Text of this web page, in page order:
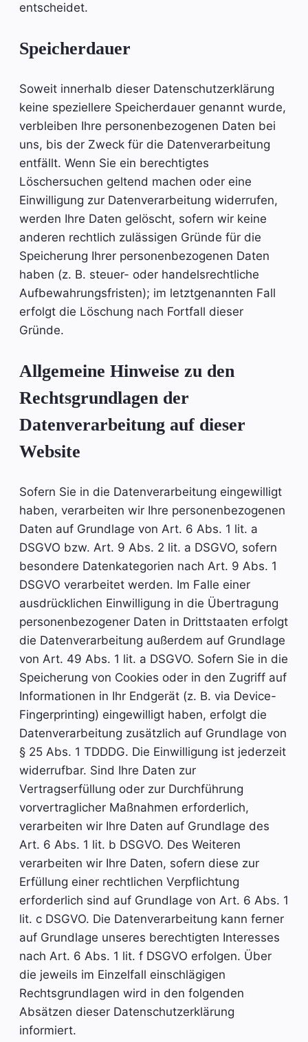
entscheidet.
Speicherdauer
Soweit innerhalb dieser Datenschutzerklärung
keine speziellere Speicherdauer genannt wurde,
verbleiben Ihre personenbezogenen Daten bei
uns, bis der Zweck für die Datenverarbeitung
entfällt. Wenn Sie ein berechtigtes
Löschersuchen geltend machen oder eine
Einwilligung zur Datenverarbeitung widerrufen,
werden Ihre Daten gelöscht, sofern wir keine
anderen rechtlich zulässigen Gründe für die
Speicherung Ihrer personenbezogenen Daten
haben (z. B. steuer- oder handelsrechtliche
Aufbewahrungsfristen); im letztgenannten Fall
erfolgt die Löschung nach Fortfall dieser
Gründe.
Allgemeine Hinweise zu den
Rechtsgrundlagen der
Datenverarbeitung auf dieser
Website
Sofern Sie in die Datenverarbeitung eingewilligt
haben, verarbeiten wir Ihre personenbezogenen
Daten auf Grundlage von Art. 6 Abs. 1 lit. a
DSGVO bzw. Art. 9 Abs. 2 lit. a DSGVO, sofern
besondere Datenkategorien nach Art. 9 Abs. 1
DSGVO verarbeitet werden. Im Falle einer
ausdrücklichen Einwilligung in die Übertragung
personenbezogener Daten in Drittstaaten erfolgt
die Datenverarbeitung außerdem auf Grundlage
von Art. 49 Abs. 1 lit. a DSGVO. Sofern Sie in die
Speicherung von Cookies oder in den Zugriff auf
Informationen in Ihr Endgerät (z. B. via Device-
Fingerprinting) eingewilligt haben, erfolgt die
Datenverarbeitung zusätzlich auf Grundlage von
§ 25 Abs. 1 TDDDG. Die Einwilligung ist jederzeit
widerrufbar. Sind Ihre Daten zur
Vertragserfüllung oder zur Durchführung
vorvertraglicher Maßnahmen erforderlich,
verarbeiten wir Ihre Daten auf Grundlage des
Art. 6 Abs. 1 lit. b DSGVO. Des Weiteren
verarbeiten wir Ihre Daten, sofern diese zur
Erfüllung einer rechtlichen Verpflichtung
erforderlich sind auf Grundlage von Art. 6 Abs. 1
lit. c DSGVO. Die Datenverarbeitung kann ferner
auf Grundlage unseres berechtigten Interesses
nach Art. 6 Abs. 1 lit. f DSGVO erfolgen. Über
die jeweils im Einzelfall einschlägigen
Rechtsgrundlagen wird in den folgenden
Absätzen dieser Datenschutzerklärung
informiert.